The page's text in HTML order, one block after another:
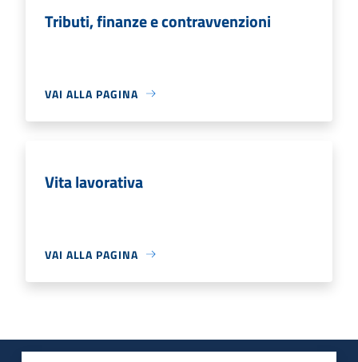
Tributi, finanze e contravvenzioni
VAI ALLA PAGINA
Vita lavorativa
VAI ALLA PAGINA